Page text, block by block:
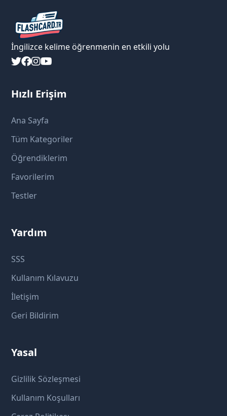
İngilizce kelime öğrenmenin en etkili yolu
Hızlı Erişim
Ana Sayfa
Tüm Kategoriler
Öğrendiklerim
Favorilerim
Testler
Yardım
SSS
Kullanım Kılavuzu
İletişim
Geri Bildirim
Yasal
Gizlilik Sözleşmesi
Kullanım Koşulları